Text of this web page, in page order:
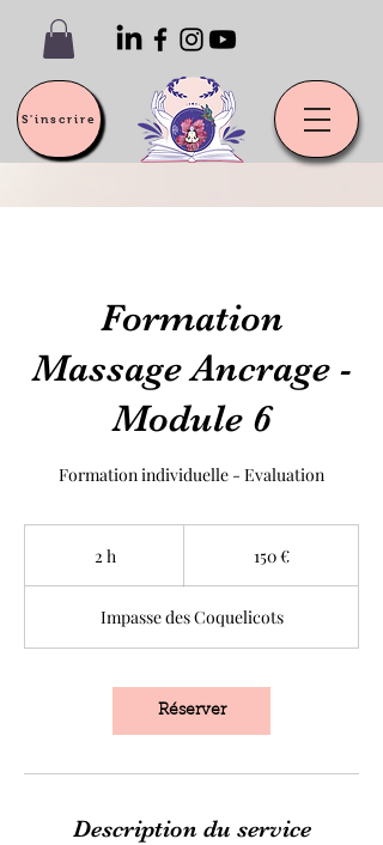
S'inscrire
Formation
Massage Ancrage -
Module 6
Formation individuelle - Evaluation
2 h2
150 €
Impasse des Coquelicots
Réserver
Description du service